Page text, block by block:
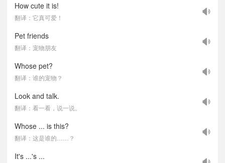
How cute it is!
翻译：它真可爱！
Pet friends
翻译：宠物朋友
Whose pet?
翻译：谁的宠物？
Look and talk.
翻译：看一看，说一说。
Whose ... is this?
翻译：这是谁的……？
It's ...'s ...